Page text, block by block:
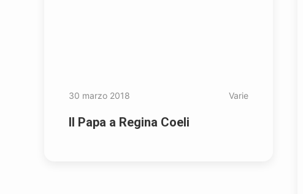
30 marzo 2018 Varie
Il Papa a Regina Coeli